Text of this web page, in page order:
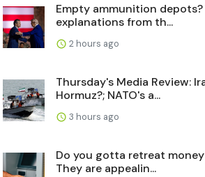
Empty ammunition
explanations from th...
2 hours ago
Thursday's Media Review:
Hormuz?; NATO's a...
3 hours ago
Do you gotta retreat
They are appealin...